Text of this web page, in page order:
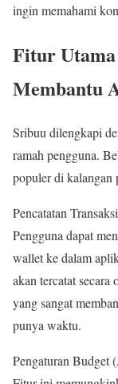
ingin memahami
Fitur
Membantu
Sribuu dilengkapi
ramah pengguna.
populer di kalangan
Pencatatan
Pengguna dapat
wallet ke dalam
akan tercatat
yang sangat
punya waktu.
Pengaturan Budget